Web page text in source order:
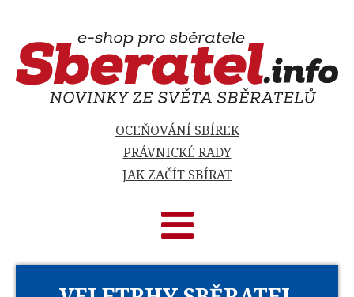
OCEŇOVÁNÍ SBÍREK
PRÁVNICKÉ RADY
JAK ZAČÍT SBÍRAT